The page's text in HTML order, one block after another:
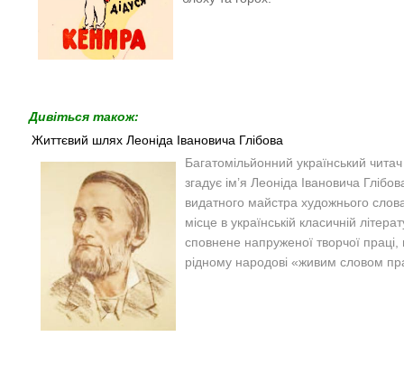
Дивіться також:
Життєвий шлях Леоніда Івановича Глібова
Багатомільйонний український
згадує ім’я Леоніда Івановича
видатного майстра художнього
місце в українській класичній
сповнене напруженої творчої
рідному народові «живим словом